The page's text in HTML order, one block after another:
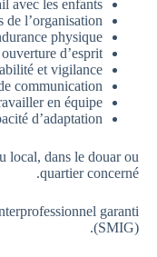
avec les enfants.
l’organisation.
physique.
d’esprit.
et vigilance.
communication.
en équipe.
d’adaptation.
local, dans le douar ou
quartier concerné.
garanti
(SMIG).